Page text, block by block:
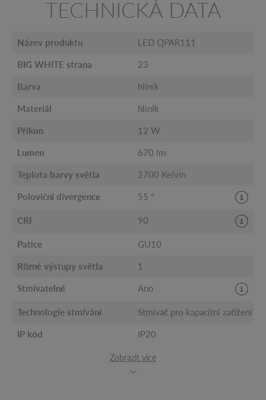
TECHNICKÁ DATA
Název produktu LED QPAR111
BIG WHITE strana 23
Barva hliník
Materiál hliník
Příkon 12 W
Lumen 670 lm
Teplota barvy světla 2700 Kelvin
Poloviční divergence 55 °
CRI 90
Patice GU10
Různé výstupy světla 1
Stmívatelné Ano
Technologie stmívání Stmívač pro kapacitní zatížení
IP kód IP20
Zobrazit více